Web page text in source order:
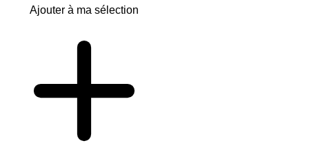
Ajouter à ma sélection